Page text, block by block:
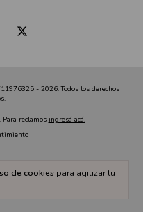
de cookies para agilizar tu
- 2026. Todos los derechos
reclamos ingresá acá.